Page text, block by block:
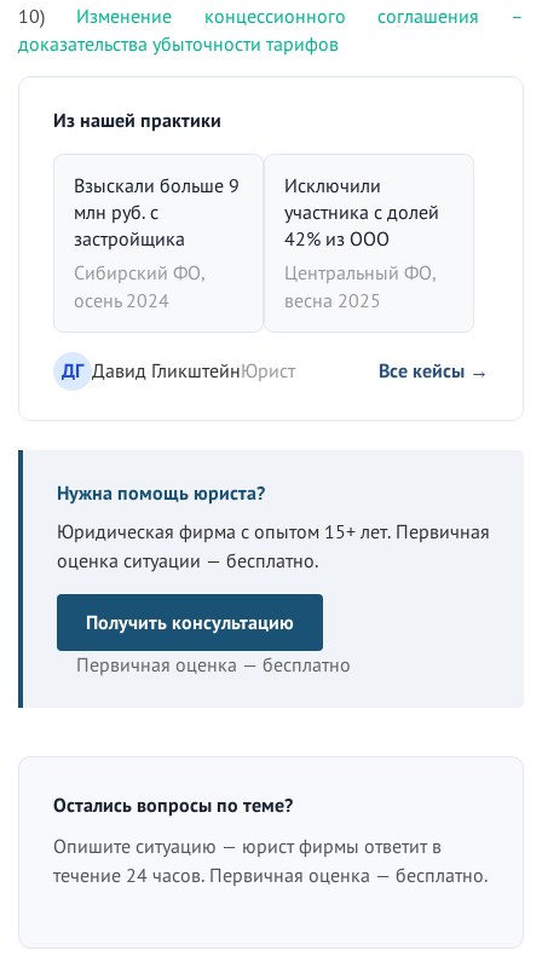
10) Изменение концессионного соглашения –
доказательства убыточности тарифов
Из нашей практики
Взыскали больше 9
млн руб. с
застройщика
Сибирский ФО,
осень 2024
Исключили
участника с долей
42% из ООО
Центральный ФО,
весна 2025
ДГ Давид ГликштейнЮрист Все кейсы →
Нужна помощь юриста?
Юридическая фирма с опытом 15+ лет. Первичная
оценка ситуации — бесплатно.
Получить консультацию
Первичная оценка — бесплатно
Остались вопросы по теме?
Опишите ситуацию — юрист фирмы ответит в
течение 24 часов. Первичная оценка — бесплатно.